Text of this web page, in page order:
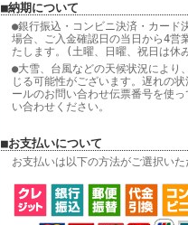
■納期について
●銀行振込・コンビニ決済・カード
場合、ご入金確認日の当日から4営
たします。(土曜、日曜、祝日は休
●大雪、台風などの天候状況により
じる可能性がございます。遅れの
ールのお問い合わせ伝票番号を使
い合わせください。
■お支払いについて
お支払いは以下の方法がご選択い